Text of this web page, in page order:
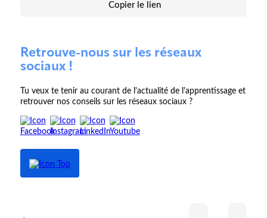
Copier le lien
Retrouve-nous sur les réseaux
sociaux !
Tu veux te tenir au courant de l'actualité de l'apprentissage et
retrouver nos conseils sur les réseaux sociaux ?